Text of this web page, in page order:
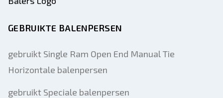
GEBRUIKTE BALENPERSEN
gebruikt Single Ram Open End Manual Tie
Horizontale balenpersen
gebruikt Speciale balenpersen